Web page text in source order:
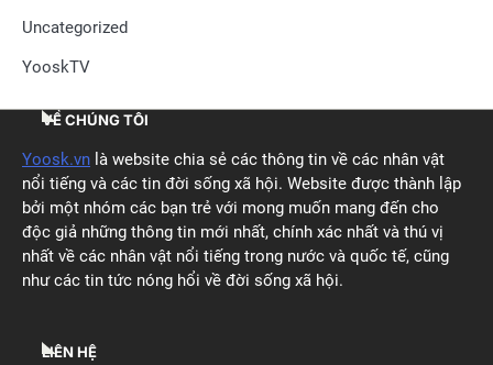
Uncategorized
YooskTV
VỀ CHÚNG TÔI
Yoosk.vn là website chia sẻ các thông tin về các nhân vật
nổi tiếng và các tin đời sống xã hội. Website được thành lập
bởi một nhóm các bạn trẻ với mong muốn mang đến cho
độc giả những thông tin mới nhất, chính xác nhất và thú vị
nhất về các nhân vật nổi tiếng trong nước và quốc tế, cũng
như các tin tức nóng hổi về đời sống xã hội.
LIÊN HỆ